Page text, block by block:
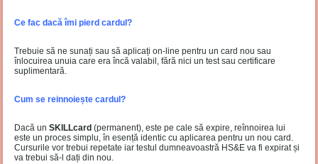
Ce fac dacă îmi pierd cardul?
Trebuie să ne sunați sau să aplicați on-line pentru un card nou sau
înlocuirea unuia care era încă valabil, fără nici un test sau certificare
suplimentară.
Cum se reinnoiește cardul?
Dacă un SKILLcard (permanent), este pe cale să expire, reînnoirea lui
este un proces simplu, în esență identic cu aplicarea pentru un nou card.
Cursurile vor trebui repetate iar testul dumneavoastră HS&E va fi expirat și
va trebui să-l dați din nou.